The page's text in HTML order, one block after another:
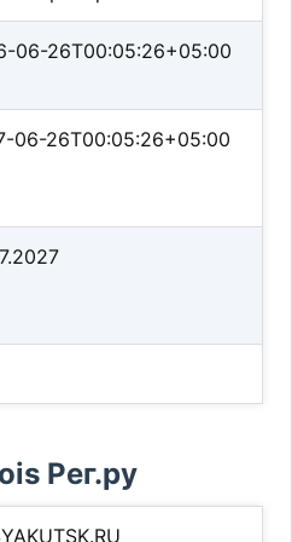
06-26T00:05:26+05:00
06-26T00:05:26+05:00
Рег.ру